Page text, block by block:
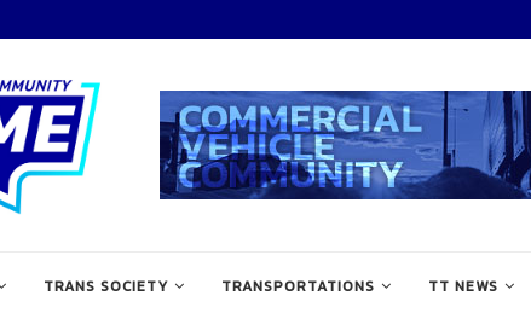
TRANS SOCIETY TRANSPORTATIONS TT NEWS